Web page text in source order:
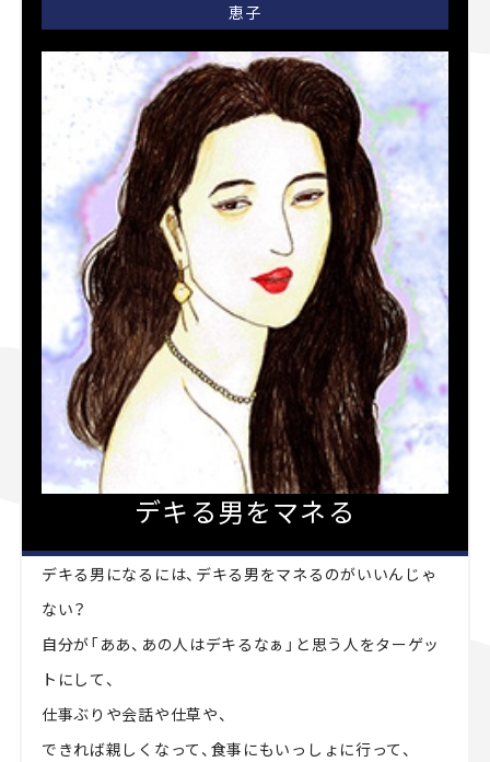
恵子
デキる男をマネる
デキる男になるには、デキる男をマネるのがいいんじゃ
ない？
自分が「ああ、あの人はデキるなぁ」と思う人をターゲッ
トにして、
仕事ぶりや会話や仕草や、
できれば親しくなって、食事にもいっしょに行って、